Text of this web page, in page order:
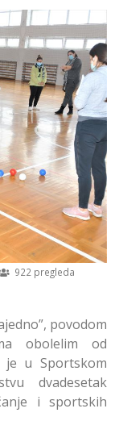
922 pregleda
povodom
obolelim od
je u Sportskom
dvadesetak
i sportskih